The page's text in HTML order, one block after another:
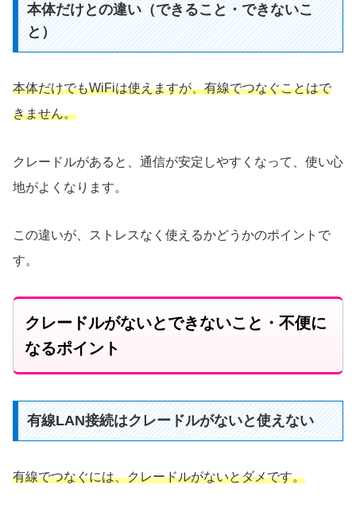
本体だけとの違い（できること・できないこ
と）
本体だけでもWiFiは使えますが、有線でつなぐことはで
きません。
クレードルがあると、通信が安定しやすくなって、使い心
地がよくなります。
この違いが、ストレスなく使えるかどうかのポイントで
す。
クレードルがないとできないこと・不便に
なるポイント
有線LAN接続はクレードルがないと使えない
有線でつなぐには、クレードルがないとダメです。